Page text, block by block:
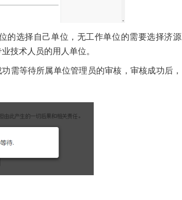
的选择自己单位，无工作单位的需要选择济源
技术人员的用人单位。
需等待所属单位管理员的审核，审核成功后，